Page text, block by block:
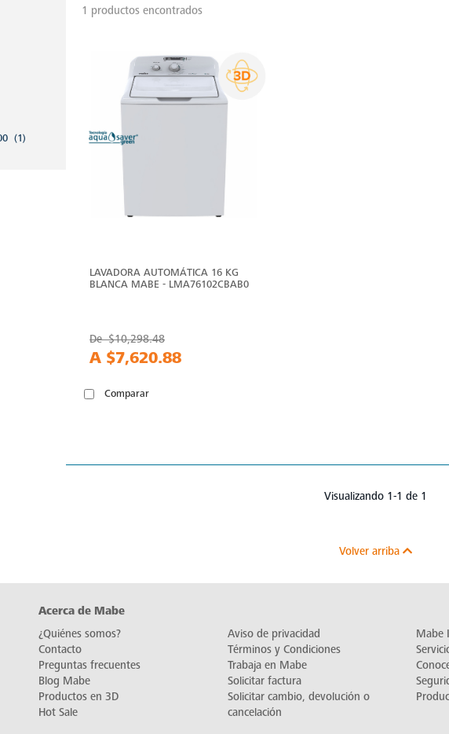
(1)
1 productos encontrados
LAVADORA AUTOMÁTICA 16 KG
BLANCA MABE - LMA76102CBAB0
De$10,298.48
A $7,620.88
Comparar
Visualizando 1-1 de 1
Volver arriba
Acerca de Mabe
¿Quiénes somos?
Contacto
Preguntas frecuentes
Blog Mabe
Productos en 3D
Hot Sale
Aviso de privacidad
Términos y Condiciones
Trabaja en Mabe
Solicitar factura
Solicitar cambio, devolución o
cancelación
Mabe